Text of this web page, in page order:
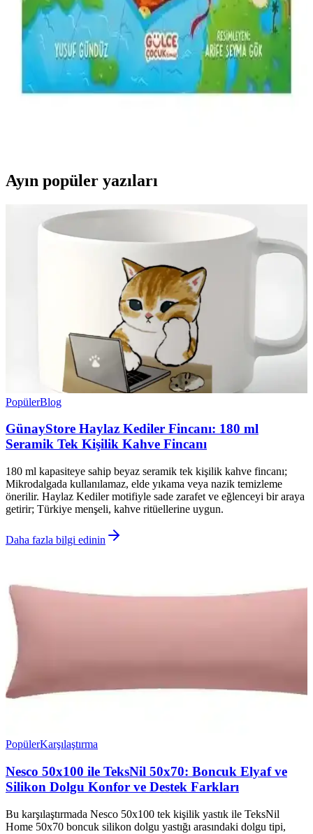
İki önemli Kur'an meali olan '114 Surede Kur'an Çocuklara Ne
Diyor?' ve 'Kur'an Bana Ne Diyor?' eserlerini karşılaştırıyoruz. Her
biri farklı okuyucu ihtiyaçlarına uygun olan bu eserler, Kur'an'ı daha
anlaşılır kılmayı amaçlıyor.
Timaş Gülce Çocuk Kur’an Atlası: Eğlenceli ve
Öğretici Dini Bilgi Kaynağı
Ayın popüler yazıları
PopülerBlog
GünayStore Haylaz Kediler Fincanı: 180 ml
Seramik Tek Kişilik Kahve Fincanı
180 ml kapasiteye sahip beyaz seramik tek kişilik kahve fincanı;
Mikrodalgada kullanılamaz, elde yıkama veya nazik temizleme
önerilir. Haylaz Kediler motifiyle sade zarafet ve eğlenceyi bir araya
getirir; Türkiye menşeli, kahve ritüellerine uygun.
Daha fazla bilgi edinin
PopülerKarşılaştırma
Nesco 50x100 ile TeksNil 50x70: Boncuk Elyaf ve
Silikon Dolgu Konfor ve Destek Farkları
Bu karşılaştırmada Nesco 50x100 tek kişilik yastık ile TeksNil
Home 50x70 boncuk silikon dolgu yastığı arasındaki dolgu tipi,